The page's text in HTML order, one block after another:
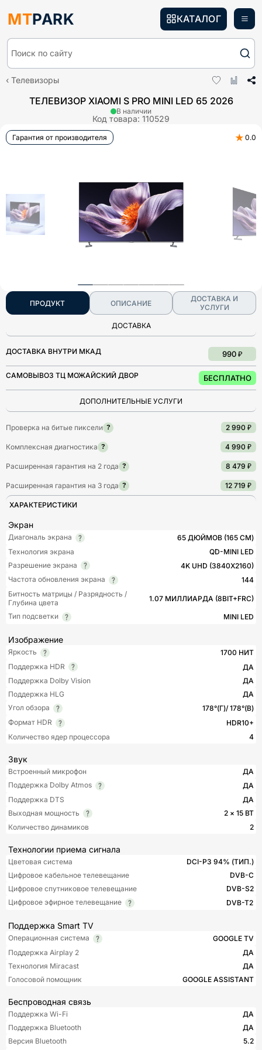
MTPARK
Поиск по сайту
КАТАЛОГ
Телевизоры
ТЕЛЕВИЗОР XIAOMI S PRO MINI LED 65 2026
Код товара: 110529
В наличии
Гарантия от производителя ★ 0.0
ПРОДУКТ ОПИСАНИЕ
ДОСТАВКА И
УСЛУГИ
ДОСТАВКА
ДОСТАВКА ВНУТРИ МКАД 990 ₽
САМОВЫВОЗ ТЦ МОЖАЙСКИЙ ДВОР БЕСПЛАТНО
ДОПОЛНИТЕЛЬНЫЕ УСЛУГИ
Проверка на битые пиксели ? 2 990 ₽
Комплексная диагностика ? 4 990 ₽
Расширенная гарантия на 2 года ? 8 479 ₽
Расширенная гарантия на 3 года ? 12 719 ₽
ХАРАКТЕРИСТИКИ
Экран
Диагональ экрана
65 ДЮЙМОВ (165 СМ)
Технология экрана
QD-MINI LED
Разрешение экрана
4K UHD (3840X2160)
Частота обновления экрана
144
Битность матрицы / Разрядность /
Глубина цвета
1.07 МИЛЛИАРДА (8BIT+FRC)
Тип подсветки MINI LED
Изображение
Яркость
1700 НИТ
Поддержка HDR
ДА
Поддержка Dolby Vision
ДА
Поддержка HLG
ДА
Угол обзора
178°(Г)/ 178°(В)
Формат HDR
HDR10+
Количество ядер процессора
4
Звук
Встроенный микрофон
ДА
Поддержка Dolby Atmos
ДА
Поддержка DTS
ДА
Выходная мощность
2 × 15 ВТ
Количество динамиков
2
Технологии приема сигнала
Цветовая система
DCI-P3 94% (ТИП.)
Цифровое кабельное телевещание
DVB-C
Цифровое спутниковое телевещание
DVB-S2
Цифровое эфирное телевещание
DVB-T2
Поддержка Smart TV
Операционная система
GOOGLE TV
Поддержка Airplay 2
ДА
Технология Miracast
ДА
Голосовой помощник
GOOGLE ASSISTANT
Беспроводная связь
Поддержка Wi-Fi
ДА
Поддержка Bluetooth
ДА
Версия Bluetooth
5.2